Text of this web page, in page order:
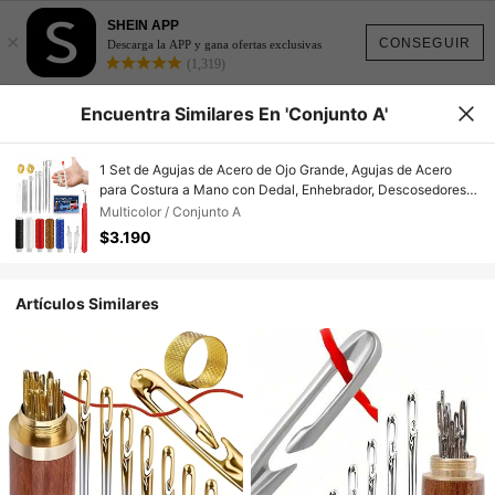
CONSEGUIR
×
SHEIN APP
Descarga la APP y gana ofertas exclusivas
(1,319)
Encuentra Similares En 'Conjunto A'
1 Set de Agujas de Acero de Ojo Grande, Agujas de Acero
para Costura a Mano con Dedal, Enhebrador, Descosedores
para Principiantes, Viajeros y Reparación de Ropa
Multicolor / Conjunto A
$3.190
Artículos Similares